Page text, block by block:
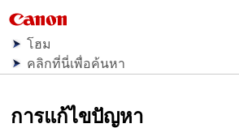
โฮม
คลิกที่นี่เพื่อค้นหา
การแก้ไขปัญหา